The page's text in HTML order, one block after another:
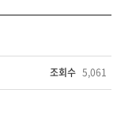
조회수 5,061